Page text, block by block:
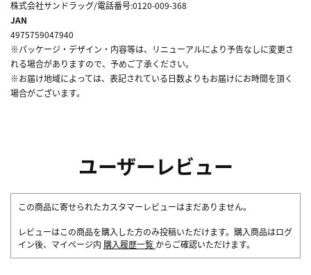
株式会社サンドラッグ/電話番号:0120-009-368
JAN
4975759047940
※パッケージ・デザイン・内容等は、リニューアルにより予告なしに変更さ
れる場合がありますので、予めご了承ください。
※お届け地域によっては、表記されている日数よりもお届けにお時間を頂く
場合がございます。
ユーザーレビュー
この商品に寄せられたカスタマーレビューはまだありません。
レビューはこの商品を購入した方のみ投稿いただけます。購入商品はログ
イン後、マイページ内 購入履歴一覧 からご確認いただけます。